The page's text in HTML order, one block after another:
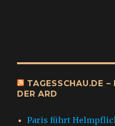
TAGESSCHAU.DE –
DER ARD
Paris führt